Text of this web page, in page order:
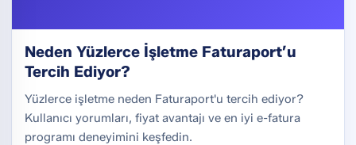
Neden Yüzlerce İşletme Faturaport’u
Tercih Ediyor?
Yüzlerce işletme neden Faturaport'u tercih ediyor?
Kullanıcı yorumları, fiyat avantajı ve en iyi e-fatura
programı deneyimini keşfedin.